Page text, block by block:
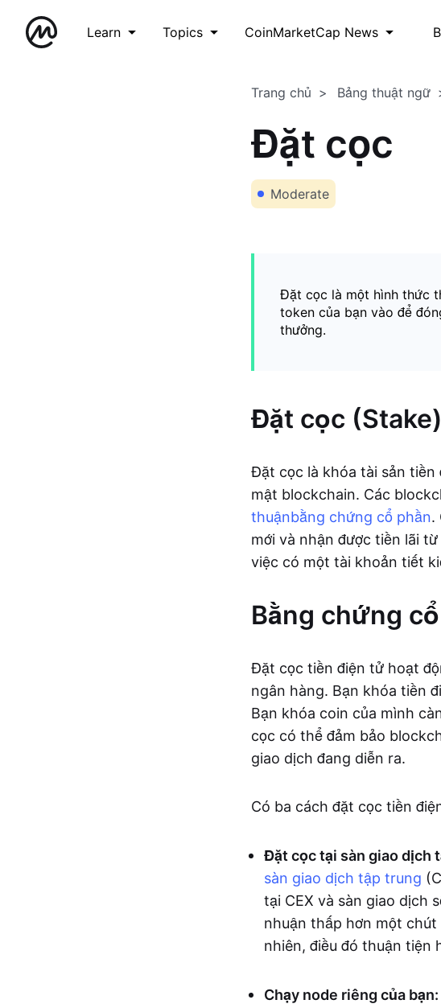
Learn Topics CoinMarketCap News
Trang chủ Bảng thuật ngữ
Đặt cọc
Moderate
Đặt cọc là một hình thức
token của bạn vào để
thưởng.
Đặt cọc
Đặt cọc là khóa tài sản tiền
mật blockchain. Các
thuậnbằng chứng cổ phần.
mới và nhận được tiền lãi
việc có một tài khoản tiết
Bằng chứng
Đặt cọc tiền điện tử hoạt
ngân hàng. Bạn khóa tiền
Bạn khóa coin của mình
cọc có thể đảm bảo
giao dịch đang diễn ra.
Có ba cách đặt cọc tiền
Đặt cọc tại sàn giao dịch
sàn giao dịch tập trung
tại CEX và sàn giao dịch
nhuận thấp hơn một
nhiên, điều đó thuận tiện
Chạy node riêng của bạn: